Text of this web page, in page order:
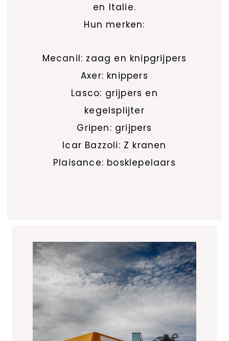
en Italie.
Hun merken:
Mecanil: zaag en knipgrijpers
Axer: knippers
Lasco: grijpers en
kegelsplijter
Gripen: grijpers
Icar Bazzoli: Z kranen
Plaisance: bosklepelaars